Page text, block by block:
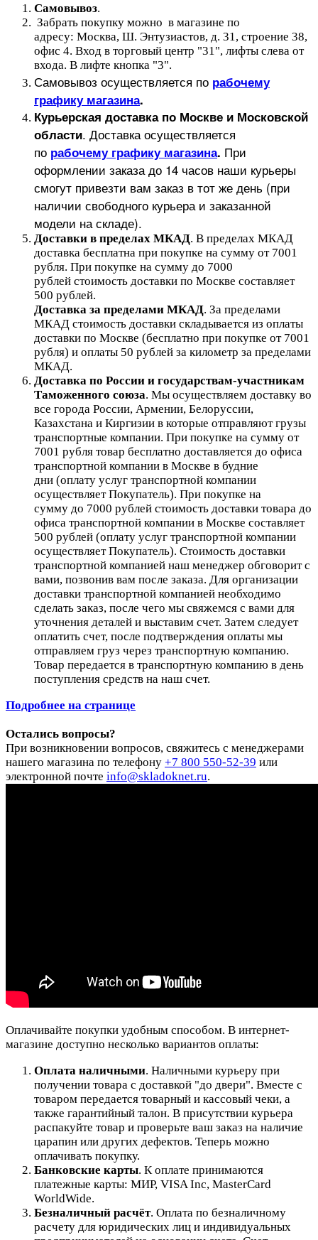
Самовывоз.
Забрать покупку можно в магазине по
адресу: Москва, Ш. Энтузиастов, д. 31, строение 38,
офис 4. Вход в торговый центр "31", лифты слева от
входа. В лифте кнопка "3".
Самовывоз осуществляется по рабочему
графику магазина.
Курьерская доставка по Москве и Московской
области. Доставка осуществляется
по рабочему графику магазина. При
оформлении заказа до 14 часов наши курьеры
смогут привезти вам заказ в тот же день (при
наличии свободного курьера и заказанной
модели на складе).
Доставки в пределах МКАД. В пределах МКАД
доставка бесплатна при покупке на сумму от 7001
рубля. При покупке на сумму до 7000
рублей стоимость доставки по Москве составляет
500 рублей.
Доставка за пределами МКАД. За пределами
МКАД стоимость доставки складывается из оплаты
доставки по Москве (бесплатно при покупке от 7001
рубля) и оплаты 50 рублей за километр за пределами
МКАД.
Доставка по России и государствам-участникам
Таможенного союза. Мы осуществляем доставку во
все города России, Армении, Белоруссии,
Казахстана и Киргизии в которые отправляют грузы
транспортные компании. При покупке на сумму от
7001 рубля товар бесплатно доставляется до офиса
транспортной компании в Москве в будние
дни (оплату услуг транспортной компании
осуществляет Покупатель). При покупке на
сумму до 7000 рублей стоимость доставки товара до
офиса транспортной компании в Москве составляет
500 рублей (оплату услуг транспортной компании
осуществляет Покупатель). Стоимость доставки
транспортной компанией наш менеджер обговорит с
вами, позвонив вам после заказа. Для организации
доставки транспортной компанией необходимо
сделать заказ, после чего мы свяжемся с вами для
уточнения деталей и выставим счет. Затем следует
оплатить счет, после подтверждения оплаты мы
отправляем груз через транспортную компанию.
Товар передается в транспортную компанию в день
поступления средств на наш счет.
Подробнее на странице
Остались вопросы?
При возникновении вопросов, свяжитесь с менеджерами
нашего магазина по телефону +7 800 550-52-39 или
электронной почте info@skladoknet.ru.
Оплачивайте покупки удобным способом. В интернет-
магазине доступно несколько вариантов оплаты:
Оплата наличными. Наличными курьеру при
получении товара с доставкой "до двери". Вместе с
товаром передается товарный и кассовый чеки, а
также гарантийный талон. В присутствии курьера
распакуйте товар и проверьте ваш заказ на наличие
царапин или других дефектов. Теперь можно
оплачивать покупку.
Банковские карты. К оплате принимаются
платежные карты: МИР, VISA Inc, MasterCard
WorldWide.
Безналичный расчёт. Оплата по безналичному
расчету для юридических лиц и индивидуальных